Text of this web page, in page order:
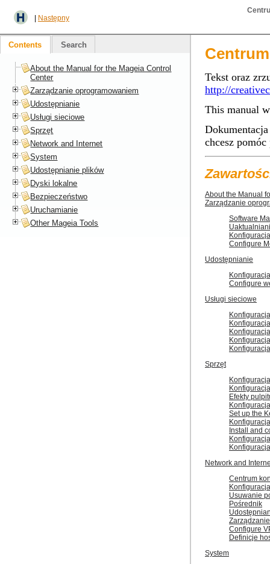
Następny
Tekst oraz
http://
This manual
chcesz
About the Manual
Zarządzanie
Software
Configure
Udostępnianie
Configure
Usługi sieciowe
Sprzęt
Efekty
Set up the
Install and
Network and
Centrum
Usuwanie
Pośrednik
Configure
Definicje
System
Contents Search
About the Manual for the Mageia Control
Center
Zarządzanie oprogramowaniem
Udostępnianie
Usługi sieciowe
Sprzęt
Network and Internet
System
Udostępnianie plików
Dyski lokalne
Bezpieczeństwo
Uruchamianie
Other Mageia Tools